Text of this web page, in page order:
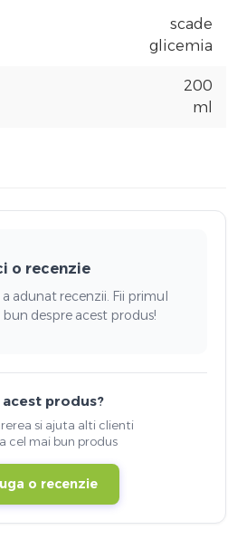
scade
glicemia
200
ml
o recenzie
adunat recenzii. Fii primul
bun despre acest produs!
produs?
si ajuta alti clienti
cel mai bun produs
o recenzie